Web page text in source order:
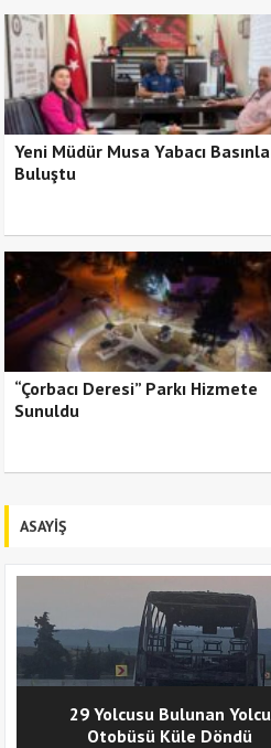
Yeni Müdür Musa Yabacı Basınla
Buluştu
“Çorbacı Deresi” Parkı Hizmete
Sunuldu
ASAYİŞ
29 Yolcusu Bulunan Yolcu
Otobüsü Küle Döndü